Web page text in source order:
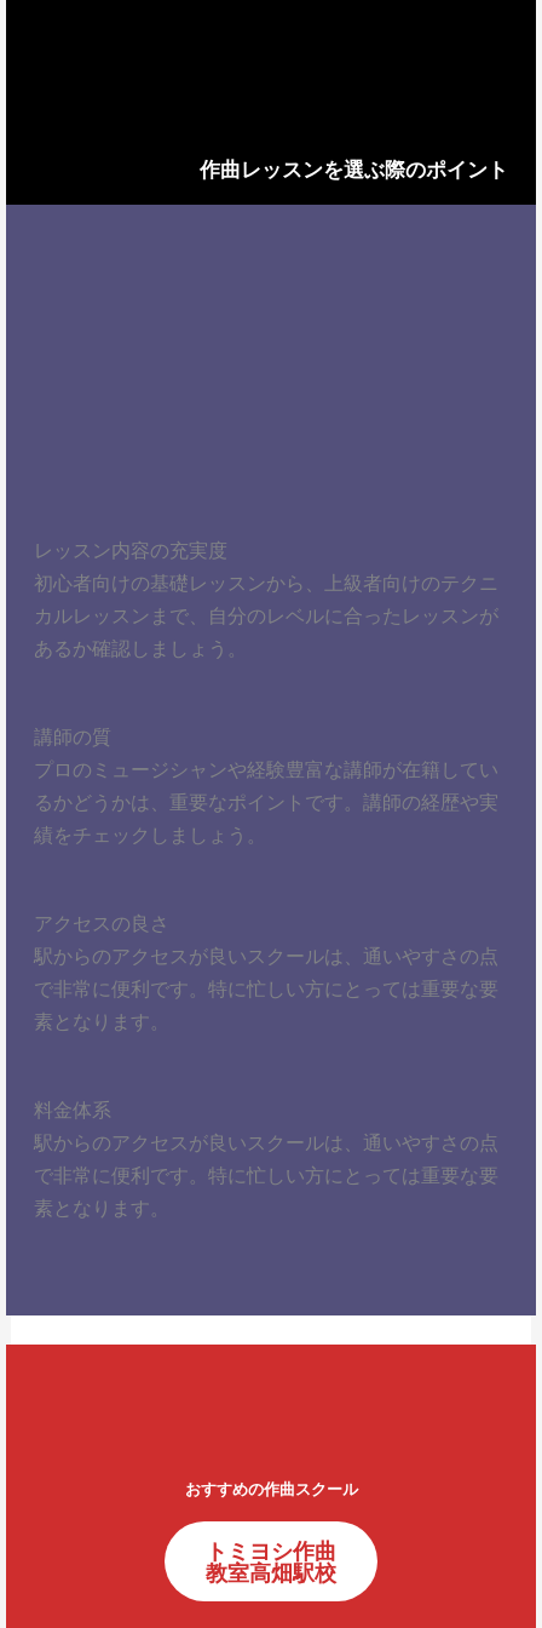
作曲レッスンを選ぶ際のポイント
レッスン内容の充実度
初心者向けの基礎レッスンから、上級者向けのテクニ
カルレッスンまで、自分のレベルに合ったレッスンが
あるか確認しましょう。
講師の質
プロのミュージシャンや経験豊富な講師が在籍してい
るかどうかは、重要なポイントです。講師の経歴や実
績をチェックしましょう。
アクセスの良さ
駅からのアクセスが良いスクールは、通いやすさの点
で非常に便利です。特に忙しい方にとっては重要な要
素となります。
料金体系
駅からのアクセスが良いスクールは、通いやすさの点
で非常に便利です。特に忙しい方にとっては重要な要
素となります。
おすすめの作曲スクール
トミヨシ作曲
教室高畑駅校